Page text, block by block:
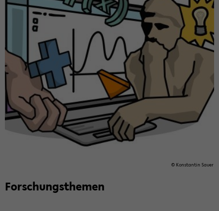
© Kon­stan­tin Sauer
For­schungs­the­men